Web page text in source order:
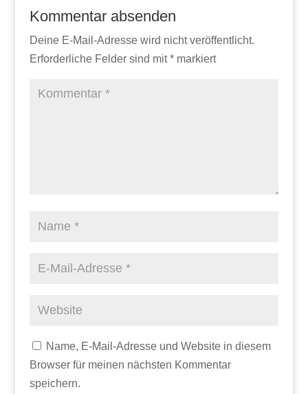
Kommentar absenden
Deine E-Mail-Adresse wird nicht veröffentlicht.
Erforderliche Felder sind mit*markiert
Name, E-Mail-Adresse und Website in diesem
Browser für meinen nächsten Kommentar
speichern.